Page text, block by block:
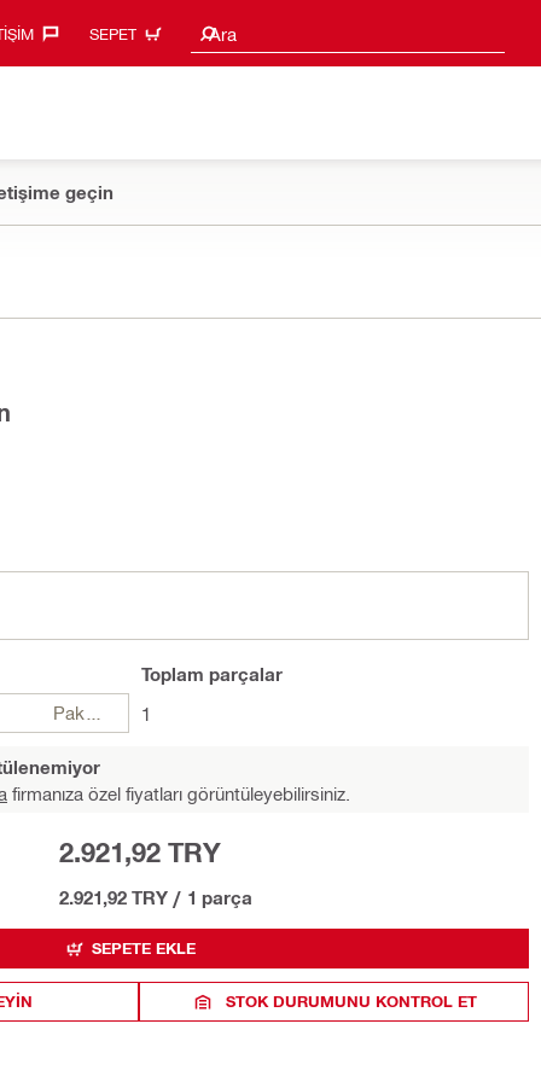
SEPET Ara
Arama Önerileri
geçin
Toplam parçalar
1
firmanıza özel fiyatları görüntüleyebilirsiniz.
2.921,92 TRY
2.921,92 TRY / 1 parça
SEPETE EKLE
STOK DURUMUNU KONTROL ET